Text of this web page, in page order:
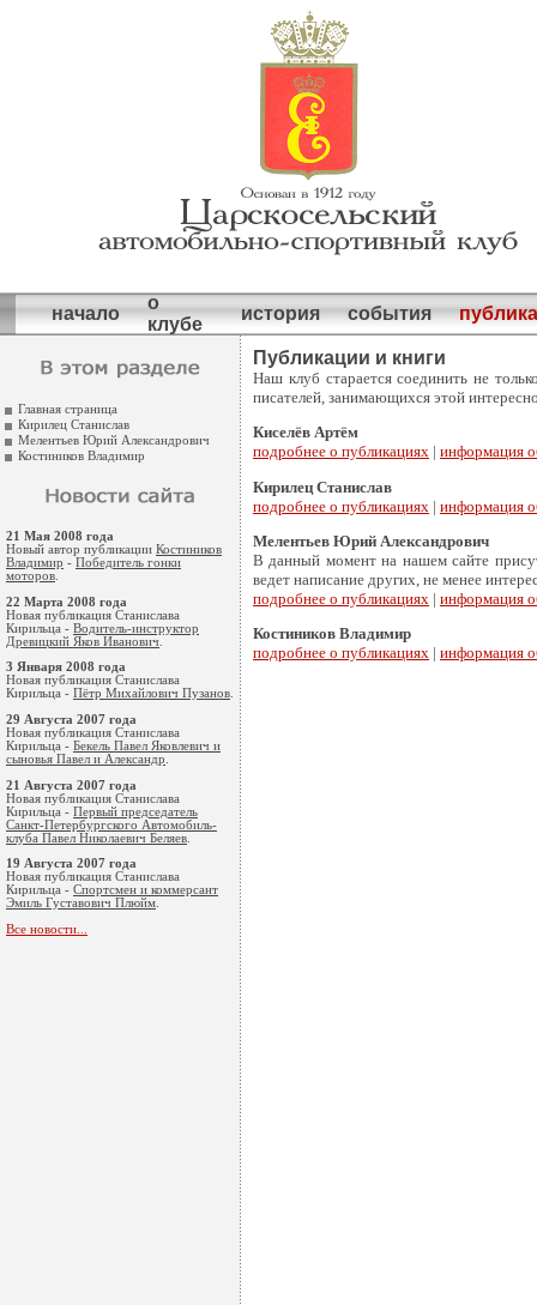
начало
о
клубе
история события
Главная страница
Кирилец Станислав
Мелентьев Юрий Александрович
Костиников Владимир
21 Мая 2008 года
Новый автор публикации Костиников
Владимир - Победитель гонки
моторов
22 Марта 2008 года
Новая публикация Станислава
Кирильца - Водитель-инструктор
Древицкий Яков Иванович
3 Января 2008 года
Новая публикация Станислава
Кирильца - Пётр Михайлович Пузанов.
29 Августа 2007 года
Новая публикация Станислава
Кирильца - Бекель Павел Яковлевич и
сыновья Павел и Александр
21 Августа 2007 года
Новая публикация Станислава
Кирильца - Первый председатель
Санкт-Петербургского Автомобиль-
клуба Павел Николаевич Беляев
19 Августа 2007 года
Новая публикация Станислава
Кирильца - Cпортсмен и коммерсант
Эмиль Густавoвич Плюйм.
Все новости...
Публикации и книги
Наш клуб старается соединить не
писателей, занимающихся этой
Киселёв Артём
подробнее о публикациях | информация
Кирилец Станислав
подробнее о публикациях | информация
Мелентьев Юрий Александрович
В данный момент на нашем сайте
ведет написание других, не менее
подробнее о публикациях | информация
Костиников Владимир
подробнее о публикациях | информация